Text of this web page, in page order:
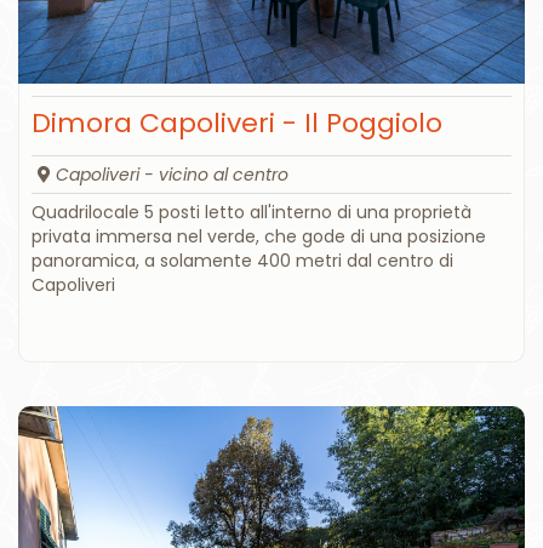
Dimora Capoliveri - Il Poggiolo
Capoliveri - vicino al centro
Quadrilocale 5 posti letto all'interno di una proprietà
privata immersa nel verde, che gode di una posizione
panoramica, a solamente 400 metri dal centro di
Capoliveri